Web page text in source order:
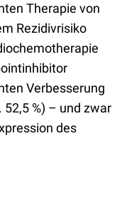
Therapie von
Rezidivrisiko
Verbesserung
52,5 %) – und zwar
des